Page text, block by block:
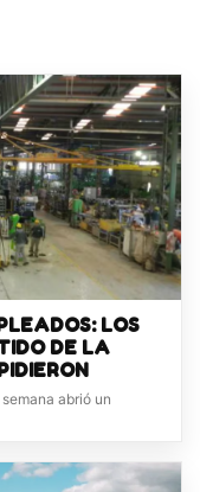
LOS
DE LA
abrió un